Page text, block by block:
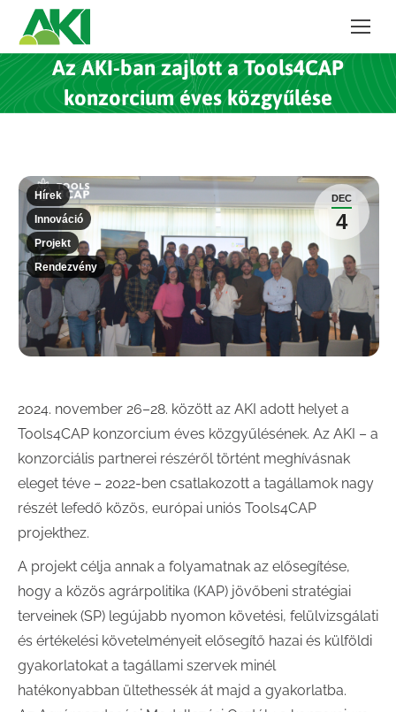
Az AKI-ban zajlott a Tools4CAP
konzorcium éves közgyűlése
DEC
4
Hírek
Innováció
Projekt
Rendezvény
2024. november 26–28. között az AKI adott helyet a
Tools4CAP konzorcium éves közgyűlésének. Az AKI – a
konzorciális partnerei részéről történt meghívásnak
eleget téve – 2022-ben csatlakozott a tagállamok nagy
részét lefedő közös, európai uniós Tools4CAP
projekthez.
A projekt célja annak a folyamatnak az elősegítése,
hogy a közös agrárpolitika (KAP) jövőbeni stratégiai
terveinek (SP) legújabb nyomon követési, felülvizsgálati
és értékelési követelményeit elősegítő hazai és külföldi
gyakorlatokat a tagállami szervek minél
hatékonyabban ültethessék át majd a gyakorlatba.